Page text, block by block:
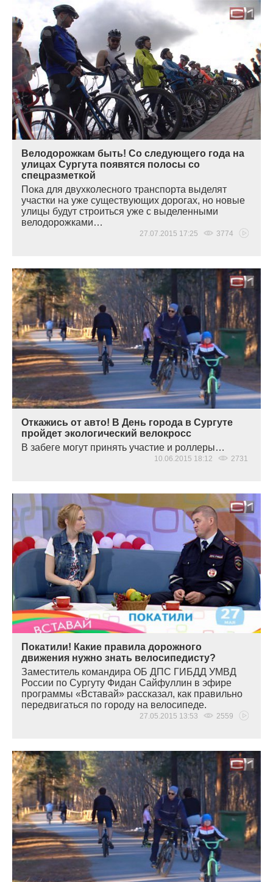
Велодорожкам быть! Со следующего года на
улицах Сургута появятся полосы со
спецразметкой
Пока для двухколесного транспорта выделят
участки на уже существующих дорогах, но новые
улицы будут строиться уже с выделенными
велодорожками…
27.07.2015 17:25 3774
Откажись от авто! В День города в Сургуте
пройдет экологический велокросс
В забеге могут принять участие и роллеры…
10.06.2015 18:12 2731
Покатили! Какие правила дорожного
движения нужно знать велосипедисту?
Заместитель командира ОБ ДПС ГИБДД УМВД
России по Сургуту Фидан Сайфуллин в эфире
программы «Вставай» рассказал, как правильно
передвигаться по городу на велосипеде.
27.05.2015 13:53 2559